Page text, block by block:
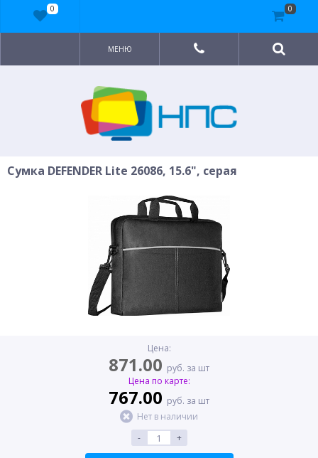
МЕНЮ
Сумка DEFENDER Lite 26086, 15.6", серая
Цена:
871.00 руб. за шт
Цена по карте:
767.00 руб. за шт
Нет в наличии
-
+
0 0